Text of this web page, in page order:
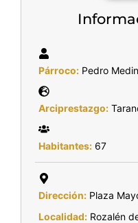
Párroco: Pedro
Arciprestazgo:
Habitantes: 67
Dirección: Plaza
Localidad: Rozalén